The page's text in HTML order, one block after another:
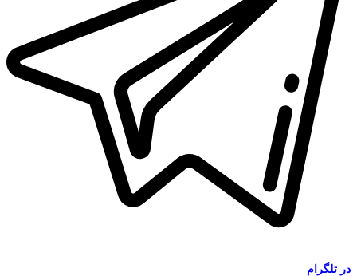
در تلگرام